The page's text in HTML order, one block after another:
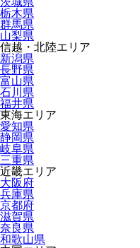
栃木県
群馬県
山梨県
信越・北陸エリア
新潟県
長野県
富山県
石川県
福井県
東海エリア
愛知県
静岡県
岐阜県
三重県
近畿エリア
大阪府
兵庫県
京都府
滋賀県
奈良県
和歌山県